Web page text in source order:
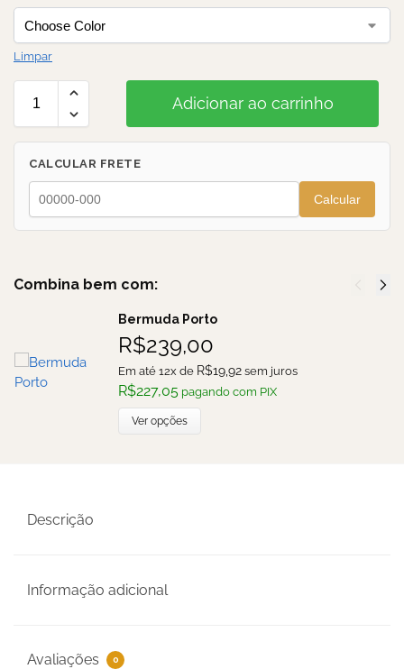
Limpar
Adicionar ao carrinho
CALCULAR FRETE
Calcular
Combina bem com:
Bermuda Porto
R$239,00
Em até 12x de R$19,92 sem juros
R$227,05 pagando com PIX
Ver opções
Descrição
Informação adicional
Avaliações 0